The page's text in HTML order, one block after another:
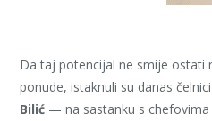
Da taj potencijal ne smije ostati
ponude, istaknuli su danas
Bilić — na sastanku s chefovima